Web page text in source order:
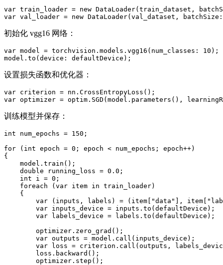
var train_loader = new DataLoader(train_dataset,
var val_loader = new DataLoader(val_dataset,
初始化 vgg16 网络：
var model = torchvision.models.vgg16(num_classes: 10);
model.to(device: defaultDevice);
设置损失函数和优化器：
var criterion = nn.CrossEntropyLoss();
var optimizer = optim.SGD(model.parameters(),
训练模型并保存：
int num_epochs = 150;
for (int epoch = 0; epoch < num_epochs; epoch++)
{
    model.train();
    double running_loss = 0.0;
    int i = 0;
    foreach (var item in train_loader)
    {
var (inputs, labels) = (item["data"],
        var inputs_device = inputs.to(defaultDevice);
        var labels_device = labels.to(defaultDevice);
        optimizer.zero_grad();
        var outputs = model.call(inputs_device);
var loss = criterion.call(outputs,
        loss.backward();
        optimizer.step();